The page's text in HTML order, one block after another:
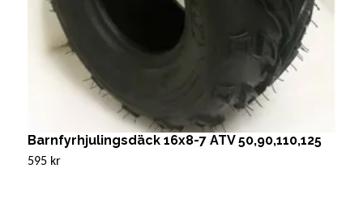
Barnfyrhjulingsdäck 16x8-7 ATV 50,90,110,125
595 kr